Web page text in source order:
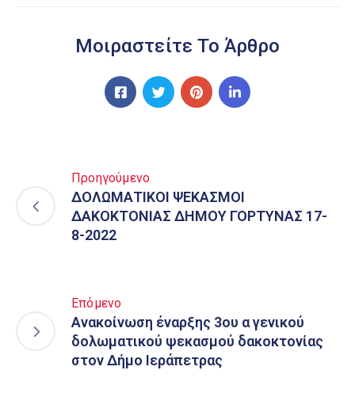
Μοιραστείτε Το Άρθρο
Προηγούμενο
ΔΟΛΩΜΑΤΙΚΟΙ ΨΕΚΑΣΜΟΙ
ΔΑΚΟΚΤΟΝΙΑΣ ΔΗΜΟΥ ΓΟΡΤΥΝΑΣ 17-
8-2022
Επόμενο
Ανακοίνωση έναρξης 3ου α γενικού
δολωματικού ψεκασμού δακοκτονίας
στον Δήμο Ιεράπετρας